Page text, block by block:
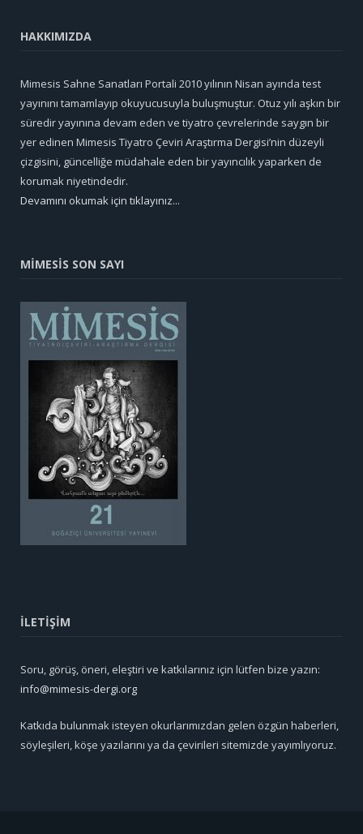
HAKKIMIZDA
Mimesis Sahne Sanatları Portali 2010 yılının Nisan ayında test
yayınını tamamlayıp okuyucusuyla buluşmuştur. Otuz yılı aşkın bir
süredir yayınına devam eden ve tiyatro çevrelerinde saygın bir
yer edinen Mimesis Tiyatro Çeviri Araştırma Dergisi’nin düzeyli
çizgisini, güncelliğe müdahale eden bir yayıncılık yaparken de
korumak niyetindedir.
Devamını okumak için tıklayınız...
MİMESİS SON SAYI
İLETİŞİM
Soru, görüş, öneri, eleştiri ve katkılarınız için lütfen bize yazın:
info@mimesis-dergi.org
Katkıda bulunmak isteyen okurlarımızdan gelen özgün haberleri,
söyleşileri, köşe yazılarını ya da çevirileri sitemizde yayımlıyoruz.